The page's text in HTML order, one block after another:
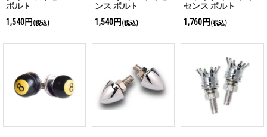
ボルト
1,540円 (税込)
ンス ボルト
1,540円 (税込)
センス ボルト
1,760円 (税込)